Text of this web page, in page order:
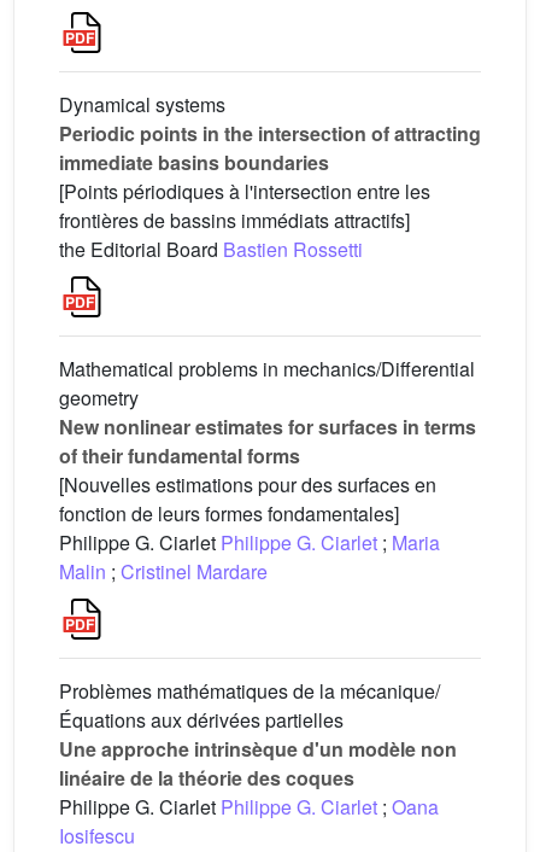
Dynamical systems
Periodic points in the intersection of attracting
immediate basins boundaries
[Points périodiques à l'intersection entre les
frontières de bassins immédiats attractifs]
the Editorial Board Bastien Rossetti
Mathematical problems in mechanics/Differential
geometry
New nonlinear estimates for surfaces in terms
of their fundamental forms
[Nouvelles estimations pour des surfaces en
fonction de leurs formes fondamentales]
Philippe G. Ciarlet Philippe G. Ciarlet ; Maria
Malin ; Cristinel Mardare
Problèmes mathématiques de la mécanique/
Équations aux dérivées partielles
Une approche intrinsèque d'un modèle non
linéaire de la théorie des coques
Philippe G. Ciarlet Philippe G. Ciarlet ; Oana
Iosifescu